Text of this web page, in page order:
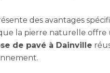
des avantages
la pierre naturelle
de pavé à Dainville